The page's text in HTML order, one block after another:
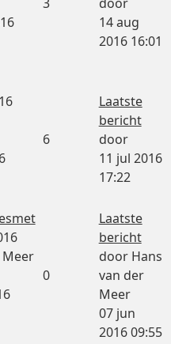
14 aug
2016 16:01
6
Laatste
bericht
door
11 jul 2016
17:22
Meer
0
Laatste
bericht
door Hans
van der
Meer
07 jun
2016 09:55